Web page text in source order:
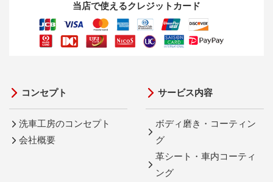
当店で使えるクレジットカード
コンセプト
洗車工房のコンセプト
会社概要
サービス内容
ボディ磨き・コーティン
グ
革シート・車内コーティ
ング